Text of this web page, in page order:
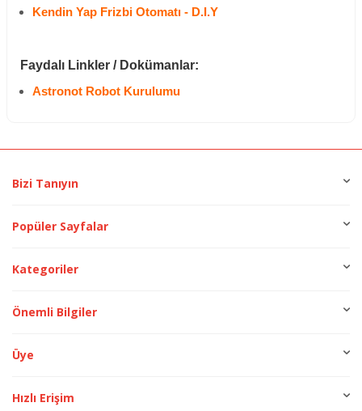
Kendin Yap Frizbi Otomatı - D.I.Y
Faydalı Linkler / Dokümanlar:
Astronot Robot Kurulumu
Bizi Tanıyın
Popüler Sayfalar
Kategoriler
Önemli Bilgiler
Üye
Hızlı Erişim